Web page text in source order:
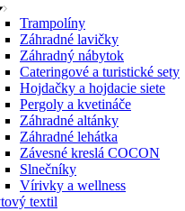
Trampolíny
Záhradné lavičky
Záhradný nábytok
Cateringové a turistické sety
Hojdačky a hojdacie siete
Pergoly a kvetináče
Záhradné altánky
Záhradné lehátka
Závesné kreslá COCON
Slnečníky
Vírivky a wellness
textil